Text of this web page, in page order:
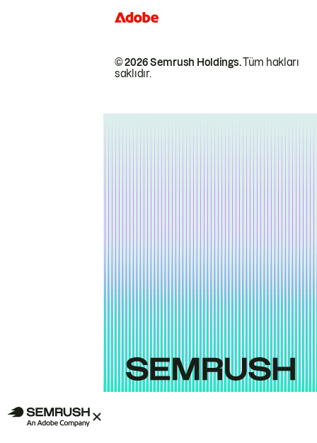
© 2026 Semrush Holdings.Tüm hakları
saklıdır.